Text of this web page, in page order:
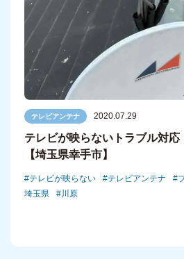
テレビアンテナ 2020.07.29
テレビが映らないトラブル対応
【埼玉県幸手市】
テレビが映らない テレビアンテナ
埼玉県
川原